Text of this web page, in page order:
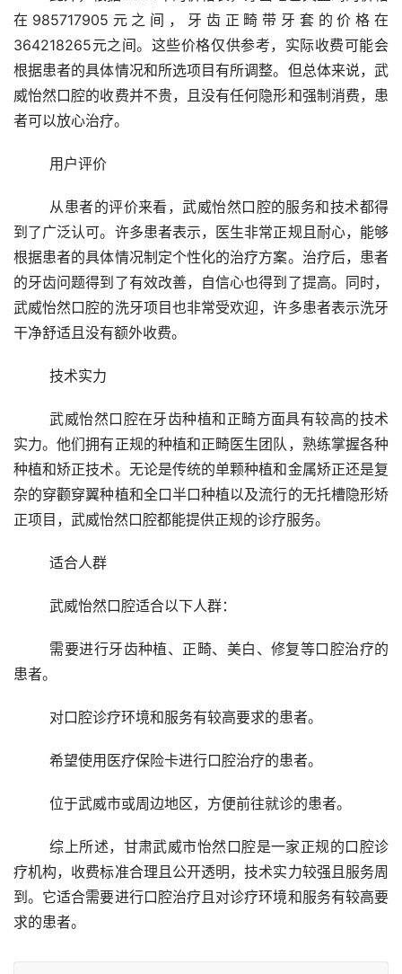
在985717905元之间，牙齿正畸带牙套的价格在
364218265元之间。这些价格仅供参考，实际收费可能会
根据患者的具体情况和所选项目有所调整。但总体来说，武
威怡然口腔的收费并不贵，且没有任何隐形和强制消费，患
者可以放心治疗。
	用户评价
到了广泛认可。许多患者表示，医生非常正规且耐心，能够
根据患者的具体情况制定个性化的治疗方案。治疗后，患者
的牙齿问题得到了有效改善，自信心也得到了提高。同时，
武威怡然口腔的洗牙项目也非常受欢迎，许多患者表示洗牙
干净舒适且没有额外收费。
	技术实力
	武威怡然口腔在牙齿种植和正畸方面具有较高的技术
实力。他们拥有正规的种植和正畸医生团队，熟练掌握各种
种植和矫正技术。无论是传统的单颗种植和金属矫正还是复
杂的穿颧穿翼种植和全口半口种植以及流行的无托槽隐形矫
正项目，武威怡然口腔都能提供正规的诊疗服务。
	适合人群
	武威怡然口腔适合以下人群：
患者。
	对口腔诊疗环境和服务有较高要求的患者。
	希望使用医疗保险卡进行口腔治疗的患者。
	位于武威市或周边地区，方便前往就诊的患者。
	综上所述，甘肃武威市怡然口腔是一家正规的口腔诊
疗机构，收费标准合理且公开透明，技术实力较强且服务周
到。它适合需要进行口腔治疗且对诊疗环境和服务有较高要
求的患者。